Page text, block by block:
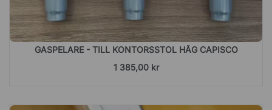
GASPELARE - TILL KONTORSSTOL HÅG CAPISCO
1 385,00 kr